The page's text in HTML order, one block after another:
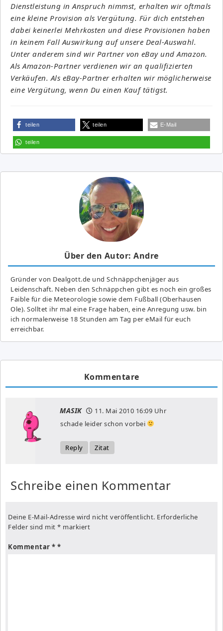
Dienstleistung in Anspruch nimmst, erhalten wir oftmals
eine kleine Provision als Vergütung. Für dich entstehen
dabei keinerlei Mehrkosten und diese Provisionen haben
in keinem Fall Auswirkung auf unsere Deal-Auswahl.
Unter anderem sind wir Partner von eBay und Amazon.
Als Amazon-Partner verdienen wir an qualifizierten
Verkäufen. Als eBay-Partner erhalten wir möglicherweise
eine Vergütung, wenn Du einen Kauf tätigst.
teilen teilen E-Mail
teilen
Über den Autor: Andre
Gründer von Dealgott.de und Schnäppchenjäger aus
Leidenschaft. Neben den Schnäppchen gibt es noch ein großes
Fai­ble für die Meteorologie sowie dem Fußball (Oberhausen
Ole). Solltet ihr mal eine Frage haben, eine Anregung usw. bin
ich normalerweise 18 Stunden am Tag per eMail für euch
erreichbar.
Kommentare
MASIK 11. Mai 2010 16:09 Uhr
schade leider schon vorbei
Reply Zitat
Schreibe einen Kommentar
Deine E-Mail-Adresse wird nicht veröffentlicht. Erforderliche
Felder sind mit * markiert
Kommentar *